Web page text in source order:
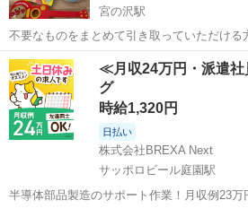
宮の沢駅
不要なものをまとめて引き取っていただける
ます。
北海道 札幌市 宮の沢駅 おもちゃ
≪月収24万円・派遣
グ
時給1,320円
日払い
株式会社BREXA Next
サッポロビール庭園駅
半導体部品製造のサポート作業！月収例23万